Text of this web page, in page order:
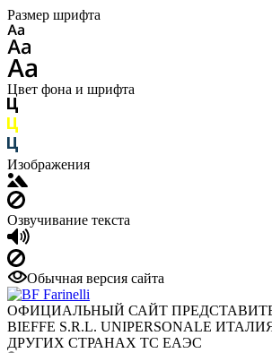
Размер шрифта
Цвет фона и шрифта
Изображения
Озвучивание текста
Обычная версия сайта
ОФИЦИАЛЬНЫЙ САЙТ
BIEFFE S.R.L. UNIPERSONALE
ДРУГИХ СТРАНАХ ТС ЕАЭС